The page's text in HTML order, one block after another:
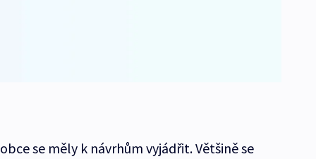
se měly k návrhům vyjádřit. Většině se